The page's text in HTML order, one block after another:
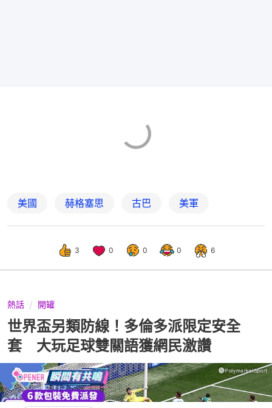
美國 赫格塞思 古巴 美軍
3 0 0 0 6
熱話 開罐
世界盃另類防線！多倫多派限定安全
套 大玩足球雙關語獲網民激讚